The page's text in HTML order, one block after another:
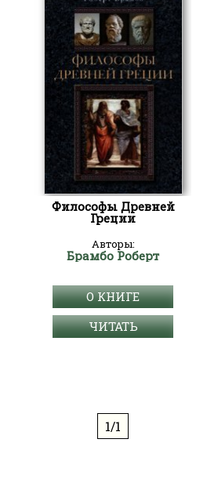
Философы Древней
Греции
Авторы:
Брамбо Роберт
О КНИГЕ
ЧИТАТЬ
1/1